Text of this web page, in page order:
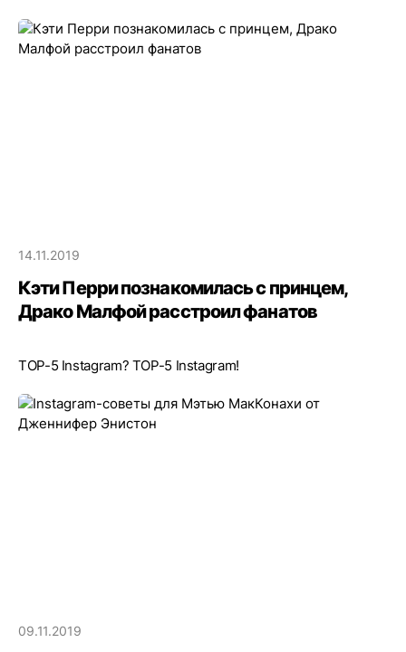
14.11.2019
Кэти Перри познакомилась с принцем,
Драко Малфой расстроил фанатов
TOP-5 Instagram? TOP-5 Instagram!
09.11.2019